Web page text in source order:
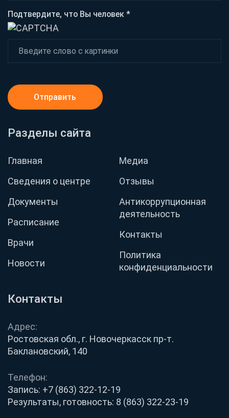
Контакты
Адрес:
Ростовская обл., г. Новочеркасск пр-т.
Баклановский, 140
Телефон:
Запись: +7 (863) 322-12-19
Результаты, готовность: 8 (863) 322-23-19
Разделы сайта
Главная
Сведения о центре
Документы
Расписание
Врачи
Новости
Медиа
Отзывы
Антикоррупционная
деятельность
Контакты
Политика
конфиденциальности
Подтвердите, что Вы человек *
Отправить